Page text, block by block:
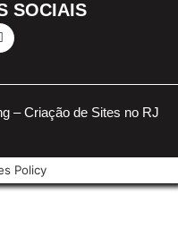
SOCIAIS
–Criação de Sites no RJ
Policy